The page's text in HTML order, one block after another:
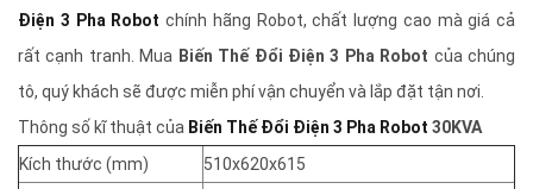
Điện 3 Pha Robot chính hãng Robot, chất lượng cao mà giá cả
rất cạnh tranh. Mua Biến Thế Đổi Điện 3 Pha Robot của chúng
tô, quý khách sẽ được miễn phí vận chuyển và lắp đặt tận nơi.
Thông số kĩ thuật của Biến Thế Đổi Điện 3 Pha Robot 30KVA
Kích thước (mm)
510x620x615